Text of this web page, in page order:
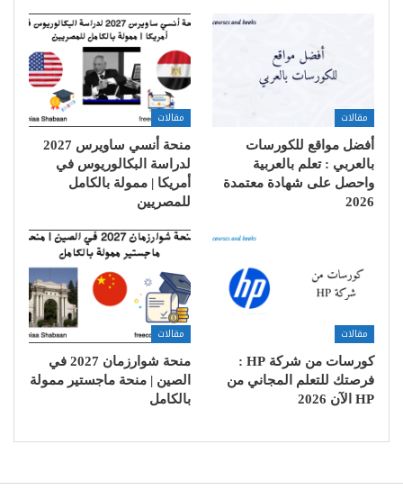
مقالات
أفضل مواقع للكورسات
بالعربي : تعلم بالعربية
واحصل على شهادة معتمدة
2026
مقالات
منحة أنسي ساويرس 2027
لدراسة البكالوريوس في
أمريكا | ممولة بالكامل
للمصريين
مقالات
كورسات من شركة HP :
فرصتك للتعلم المجاني من
HP الآن 2026
مقالات
منحة شوارزمان 2027 في
الصين | منحة ماجستير ممولة
بالكامل